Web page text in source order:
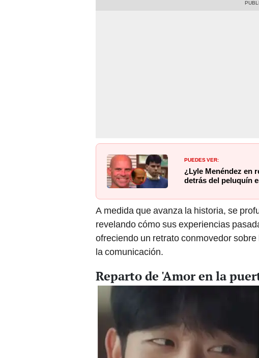
PUEDES VER:
¿Lyle Menéndez en
detrás del peluquín
A medida que avanza la historia, se
revelando cómo sus experiencias
ofreciendo un retrato conmovedor
la comunicación.
Reparto de 'Amor en la